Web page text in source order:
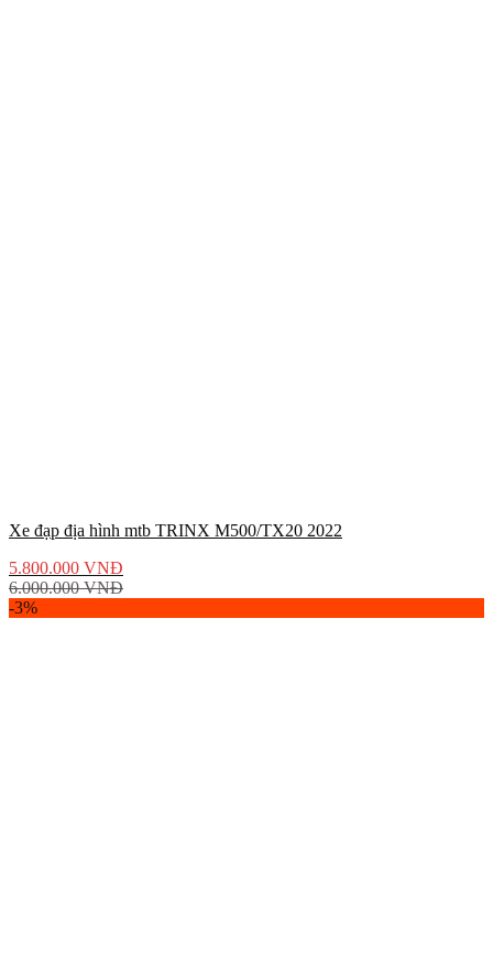
Xe đạp địa hình mtb TRINX M500/TX20 2022
5.800.000 VNĐ
6.000.000VNĐ
-3%